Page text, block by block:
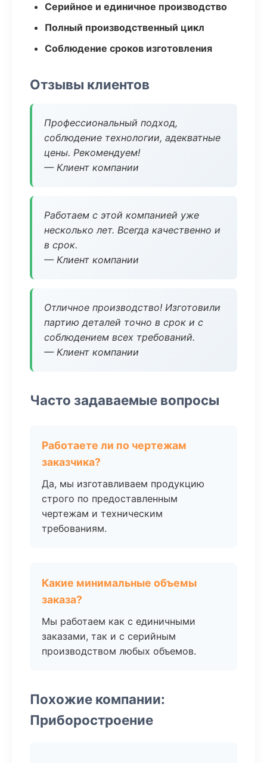
Серийное и единичное производство
Полный производственный цикл
Соблюдение сроков изготовления
Отзывы клиентов
Профессиональный подход,
соблюдение технологии, адекватные
цены. Рекомендуем!
— Клиент компании
Работаем с этой компанией уже
несколько лет. Всегда качественно и
в срок.
— Клиент компании
Отличное производство! Изготовили
партию деталей точно в срок и с
соблюдением всех требований.
— Клиент компании
Часто задаваемые вопросы
Работаете ли по чертежам
заказчика?
Да, мы изготавливаем продукцию
строго по предоставленным
чертежам и техническим
требованиям.
Какие минимальные объемы
заказа?
Мы работаем как с единичными
заказами, так и с серийным
производством любых объемов.
Похожие компании:
Приборостроение